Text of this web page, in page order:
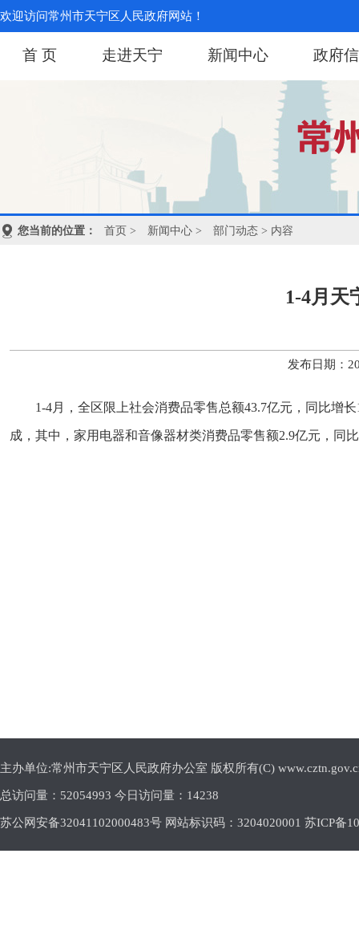
欢迎访问常州市天宁区人民政府网站！
首 页 走进天宁 新闻中心 政府
您当前的位置： 首页 > 新闻中心 > 部门动态 > 内容
1-4月天
发布日期：
1-4月，全区限上社会消费品零售总额43.7亿元，同比增
成，其中，家用电器和音像器材类消费品零售额2.9亿元，同
主办单位:常州市天宁区人民政府办公室 版权所有(C)
总访问量： 52054993 今日访问量： 14238
苏公网安备32041102000483号 网站标识码：3204020001 苏ICP备